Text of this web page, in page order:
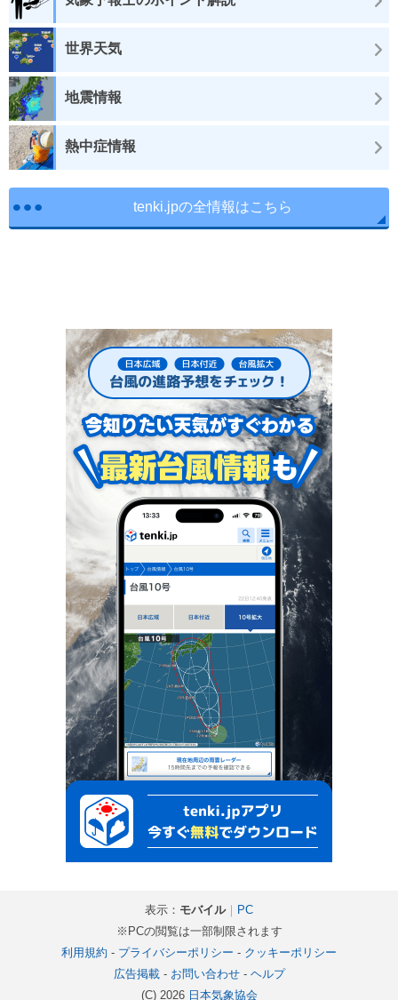
世界天気
地震情報
熱中症情報
tenki.jpの全情報はこちら
表示： モバイル｜
PC
※PCの閲覧は一部制限されます
利用規約 - プライバシーポリシー - クッキーポリシー
広告掲載- お問い合わせ- ヘルプ
(C) 2026 日本気象協会